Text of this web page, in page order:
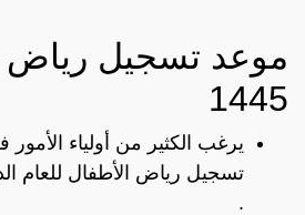
موعد تسجيل رياض
1445
يرغب الكثير من أولياء
.